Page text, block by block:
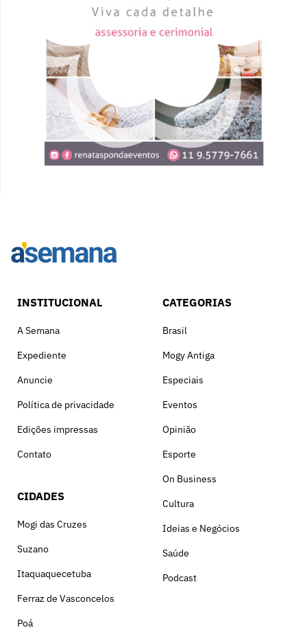
INSTITUCIONAL
A Semana
Expediente
Anuncie
Política de privacidade
Edições impressas
Contato
CIDADES
Mogi das Cruzes
Suzano
Itaquaquecetuba
Ferraz de Vasconcelos
Poá
CATEGORIAS
Brasil
Mogy Antiga
Especiais
Eventos
Opinião
Esporte
On Business
Cultura
Ideias e Negócios
Saúde
Podcast